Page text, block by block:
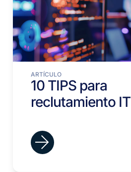
ARTÍCULO
10 TIPS para
reclutamiento IT